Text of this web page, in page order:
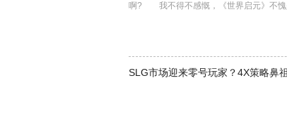
啊? 我不得不感慨，《世界启元》不愧
SLG市场迎来零号玩家？4X策略鼻